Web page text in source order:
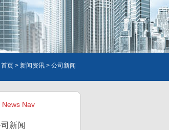
首页 > 新闻资讯 > 公司新闻
News Nav
新闻